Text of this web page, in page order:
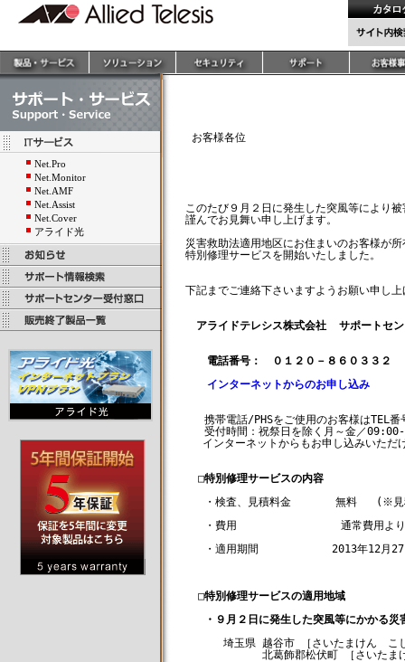
Net.Pro
Net.Monitor
Net.AMF
Net.Assist
Net.Cover
アライド光
お客様各位
このたび９月２日に発生した突風等により
謹んでお見舞い申し上げます。
災害救助法適用地区にお住まいのお客様が
特別修理サービスを開始いたしました。
下記までご連絡下さいますようお願い申し上
アライドテレシス株式会社  サポートセ
電話番号：　０１２０－８６０３３２
インターネットからのお申し込み
携帯電話/PHSをご使用のお客様はTEL
受付時間：祝祭日を除く月～金／
インターネットからもお申し込みいた
□特別修理サービスの内容
・検査、見積料金       無料   (※見
・費用 　　            通常費用よ
・適用期間  　　　　　 2013年12月
□特別修理サービスの適用地域
・９月２日に発生した突風等にかかる災
埼玉県 越谷市 ［さいたまけん　こ
　　　 北葛飾郡松伏町 ［さいたま